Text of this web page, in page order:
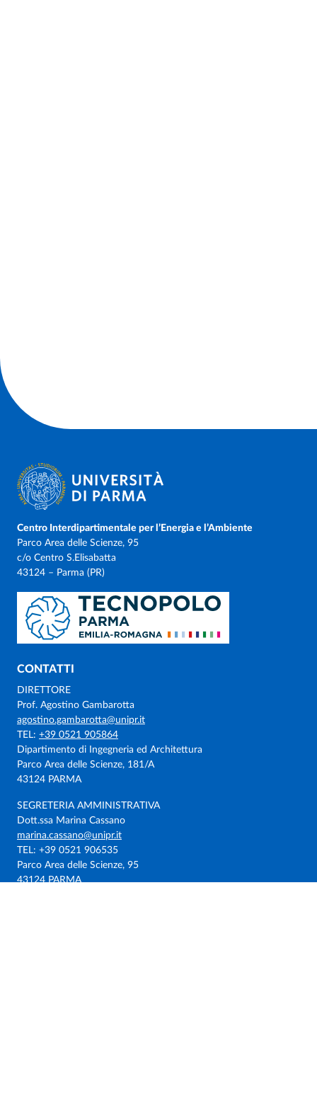
Dove siamo
Centro Interdipartimentale per l’Energia e l’Ambiente
Parco Area delle Scienze, 95
c/o Centro S.Elisabatta
43124 – Parma (PR)
CONTATTI
DIRETTORE
Prof. Agostino Gambarotta
agostino.gambarotta@unipr.it
TEL: +39 0521 905864
Dipartimento di Ingegneria ed Architettura
Parco Area delle Scienze, 181/A
43124 PARMA
SEGRETERIA AMMINISTRATIVA
Dott.ssa Marina Cassano
marina.cassano@unipr.it
TEL: +39 0521 906535
Parco Area delle Scienze, 95
43124 PARMA